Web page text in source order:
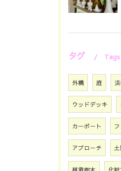
タグ Tags
外構 庭
ウッドデッキ
カーポート
アプローチ
植栽樹木 化